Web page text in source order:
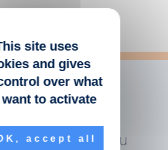
à la newsletter
courant de l'actu
site uses
and gives
over what
to activate
accept all